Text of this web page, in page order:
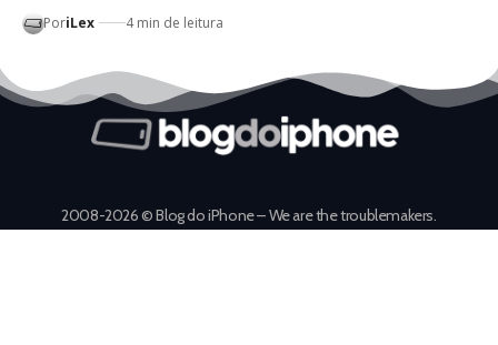
PoriLex 4 min de leitura
2008-2026 © Blog do iPhone – We are the troublemakers.